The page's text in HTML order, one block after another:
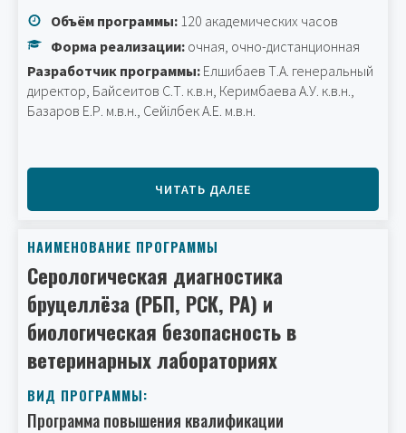
Объём программы: 120 академических часов
Форма реализации: очная, очно-дистанционная
Разработчик программы: Елшибаев Т.А. генеральный
директор, Байсеитов С.Т. к.в.н, Керимбаева А.У. к.в.н.,
Базаров Е.Р. м.в.н., Сейілбек А.Е. м.в.н.
ЧИТАТЬ ДАЛЕЕ
НАИМЕНОВАНИЕ ПРОГРАММЫ
Серологическая диагностика
бруцеллёза (РБП, РСК, РА) и
биологическая безопасность в
ветеринарных лабораториях
ВИД ПРОГРАММЫ:
Программа повышения квалификации